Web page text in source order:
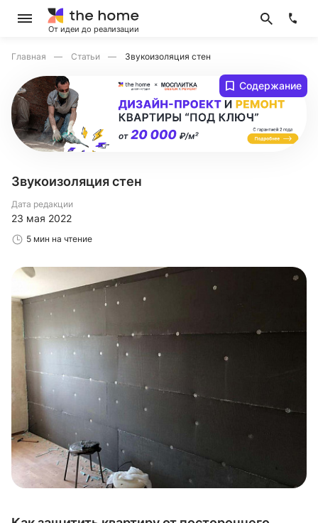
От идеи до реализации
Главная Статьи Звукоизоляция стен
Содержание
Звукоизоляция стен
Дата редакции
23 мая 2022
5 мин на чтение